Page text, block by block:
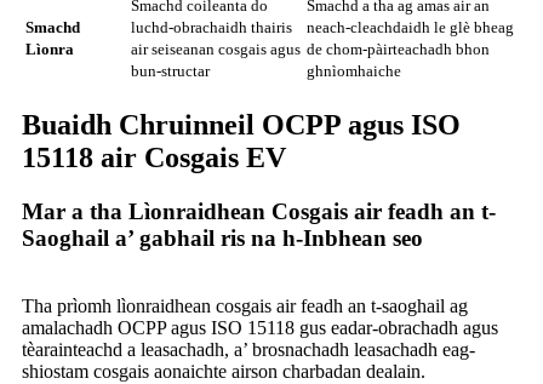
Smachd
Lìonra
Smachd coileanta do
luchd-obrachaidh thairis
air seiseanan cosgais agus
bun-structar
Smachd a tha ag amas air an
neach-cleachdaidh le glè bheag
de chom-pàirteachadh bhon
ghnìomhaiche
Buaidh Chruinneil OCPP agus ISO
15118 air Cosgais EV
Mar a tha Lìonraidhean Cosgais air feadh an t-
Saoghail a’ gabhail ris na h-Inbhean seo
Tha prìomh lìonraidhean cosgais air feadh an t-saoghail ag
amalachadh OCPP agus ISO 15118 gus eadar-obrachadh agus
tèarainteachd a leasachadh, a’ brosnachadh leasachadh eag-
shiostam cosgais aonaichte airson charbadan dealain.